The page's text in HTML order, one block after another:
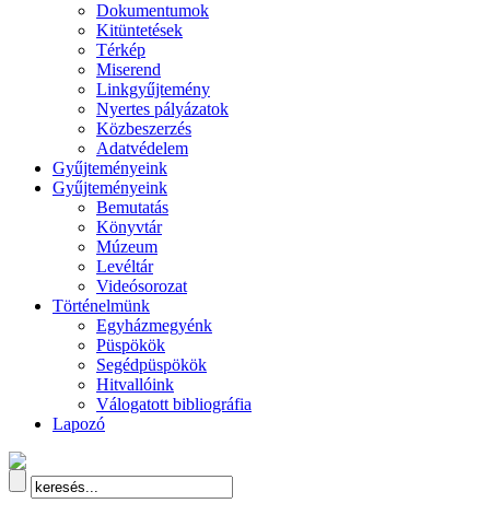
Dokumentumok
Kitüntetések
Térkép
Miserend
Linkgyűjtemény
Nyertes pályázatok
Közbeszerzés
Adatvédelem
Gyűjteményeink
Gyűjteményeink
Bemutatás
Könyvtár
Múzeum
Levéltár
Videósorozat
Történelmünk
Egyházmegyénk
Püspökök
Segédpüspökök
Hitvallóink
Válogatott bibliográfia
Lapozó